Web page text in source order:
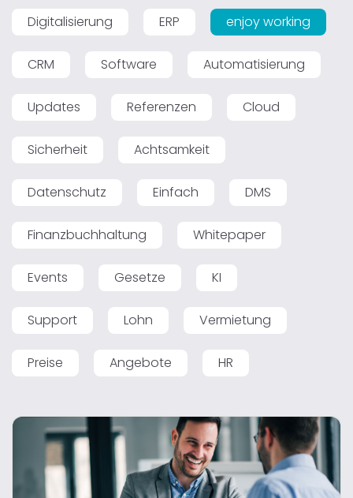
Digitalisierung ERP enjoy working
CRM Software Automatisierung
Updates Referenzen Cloud
Sicherheit Achtsamkeit
Datenschutz Einfach DMS
Finanzbuchhaltung Whitepaper
Events Gesetze KI
Support Lohn Vermietung
Preise Angebote HR